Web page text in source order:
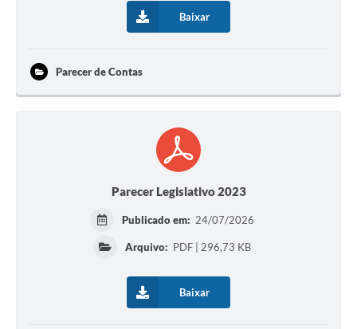
Baixar
Parecer de Contas
Parecer Legislativo 2023
Publicado em: 24/07/2026
Arquivo: PDF | 296,73 KB
Baixar